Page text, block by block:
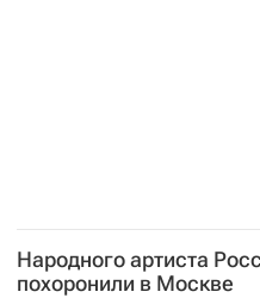
Народного артиста
похоронили в Москве